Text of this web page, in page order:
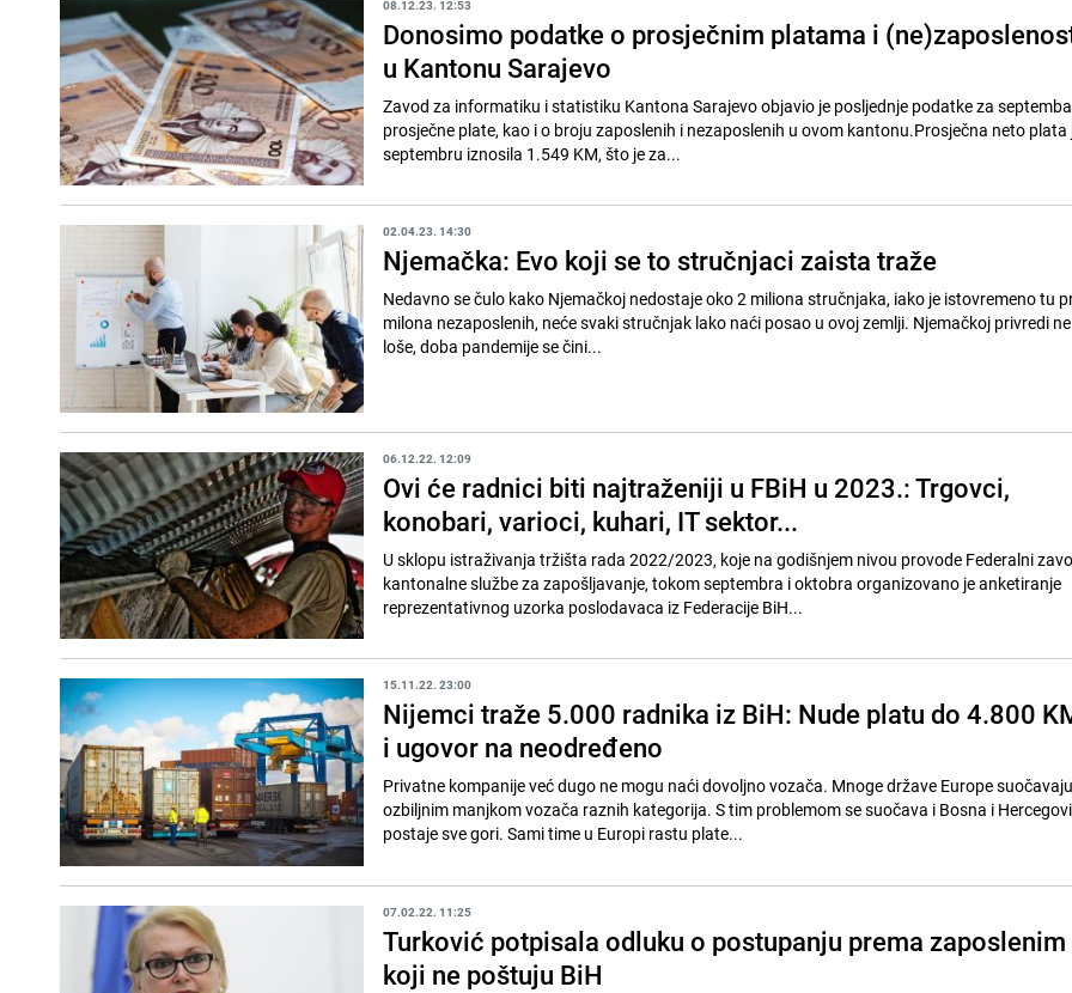
08.12.23. 12:53
Donosimo podatke o prosječnim platama i
u Kantonu Sarajevo
Zavod za informatiku i statistiku Kantona Sarajevo objavio je posljednje podatke za
prosječne plate, kao i o broju zaposlenih i nezaposlenih u ovom kantonu.Prosječna neto plata
septembru iznosila 1.549 KM, što je za...
02.04.23. 14:30
Njemačka: Evo koji se to stručnjaci zaista traže
Nedavno se čulo kako Njemačkoj nedostaje oko 2 miliona stručnjaka, iako je istovremeno tu
milona nezaposlenih, neće svaki stručnjak lako naći posao u ovoj zemlji. Njemačkoj privredi
loše, doba pandemije se čini...
06.12.22. 12:09
Ovi će radnici biti najtraženiji u FBiH u 2023.: Trgovci,
konobari, varioci, kuhari, IT sektor...
U sklopu istraživanja tržišta rada 2022/2023, koje na godišnjem nivou provode Federalni
kantonalne službe za zapošljavanje, tokom septembra i oktobra organizovano je anketiranje
reprezentativnog uzorka poslodavaca iz Federacije BiH...
15.11.22. 23:00
Nijemci traže 5.000 radnika iz BiH: Nude platu do 4.800
i ugovor na neodređeno
Privatne kompanije već dugo ne mogu naći dovoljno vozača. Mnoge države Europe
ozbiljnim manjkom vozača raznih kategorija. S tim problemom se suočava i Bosna i
postaje sve gori. Sami time u Europi rastu plate...
07.02.22. 11:25
Turković potpisala odluku o postupanju prema zaposlenim
koji ne poštuju BiH